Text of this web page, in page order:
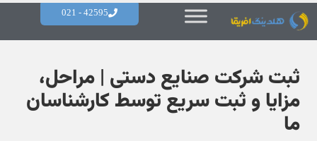
42595 - 021
ثبت شرکت صنایع دستی | مراحل،
مزایا و ثبت سریع توسط کارشناسان
ما